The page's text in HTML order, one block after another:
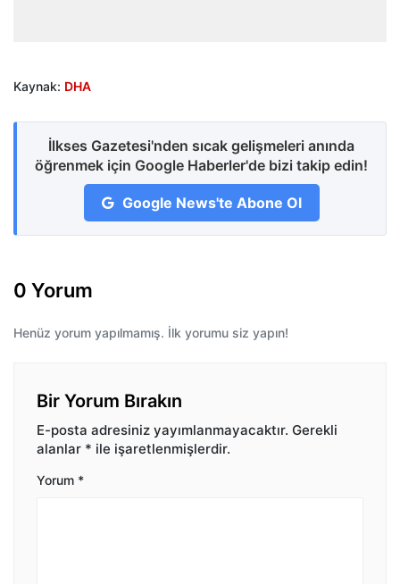
Kaynak: DHA
İlkses Gazetesi'nden sıcak gelişmeleri anında
öğrenmek için Google Haberler'de bizi takip edin!
Google News'te Abone Ol
0 Yorum
Henüz yorum yapılmamış. İlk yorumu siz yapın!
Bir Yorum Bırakın
E-posta adresiniz yayımlanmayacaktır. Gerekli
alanlar * ile işaretlenmişlerdir.
Yorum *